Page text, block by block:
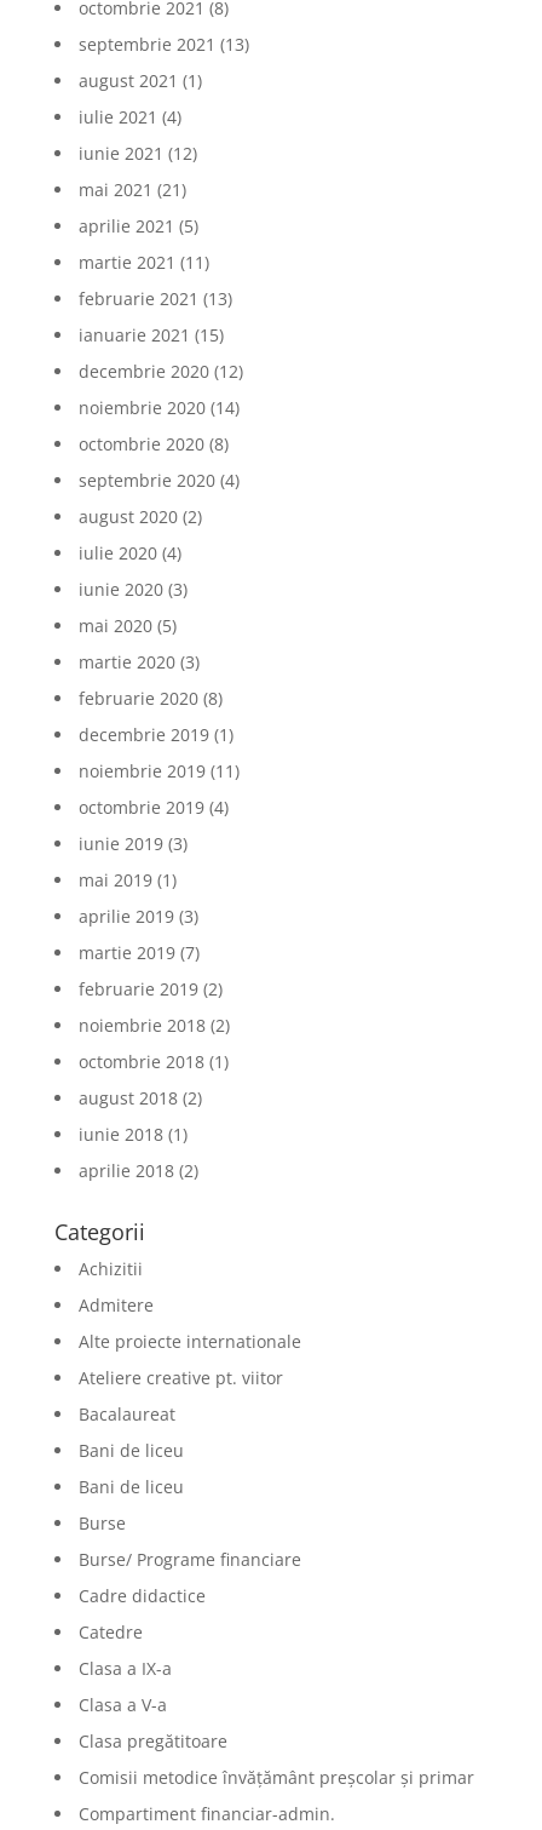
octombrie 2021 (8)
septembrie 2021 (13)
august 2021 (1)
iulie 2021 (4)
iunie 2021 (12)
mai 2021 (21)
aprilie 2021 (5)
martie 2021 (11)
februarie 2021 (13)
ianuarie 2021 (15)
decembrie 2020(12)
noiembrie 2020(14)
octombrie 2020(8)
septembrie 2020(4)
august 2020(2)
iulie 2020(4)
iunie 2020(3)
mai 2020(5)
martie 2020(3)
februarie 2020(8)
decembrie 2019(1)
noiembrie 2019(11)
octombrie 2019(4)
iunie 2019(3)
mai 2019(1)
aprilie 2019(3)
martie 2019(7)
februarie 2019(2)
noiembrie 2018(2)
octombrie 2018(1)
august 2018(2)
iunie 2018(1)
aprilie 2018(2)
Categorii
Achizitii
Admitere
Alte proiecte internationale
Ateliere creative pt. viitor
Bacalaureat
Bani de liceu
Bani de liceu
Burse
Burse/ Programe financiare
Cadre didactice
Catedre
Clasa a IX-a
Clasa a V-a
Clasa pregătitoare
Comisii metodice învățământ preșcolar și primar
Compartiment financiar-admin.